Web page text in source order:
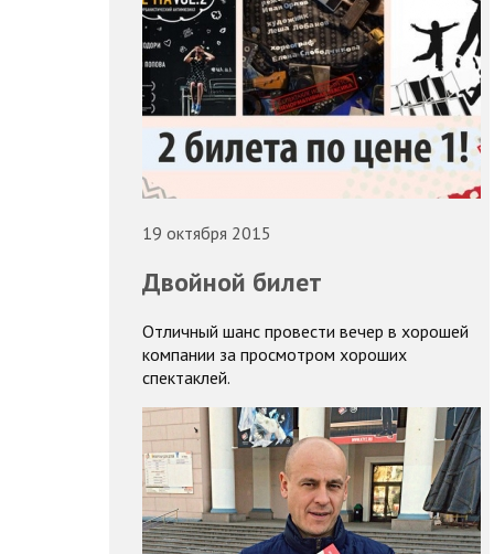
19 октября 2015
Двойной билет
Отличный шанс провести вечер в хорошей
компании за просмотром хороших
спектаклей.